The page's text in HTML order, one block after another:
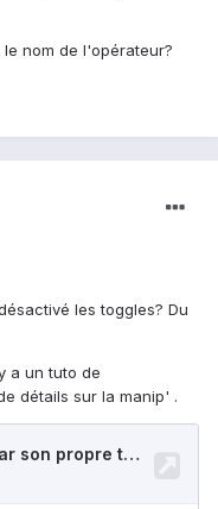
nom de l'opérateur?
les toggles? Du
a un tuto de
détails sur la manip' .